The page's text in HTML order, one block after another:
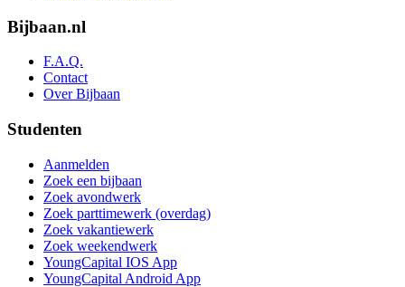
Bijbaan.nl
F.A.Q.
Contact
Over Bijbaan
Studenten
Aanmelden
Zoek een bijbaan
Zoek avondwerk
Zoek parttimewerk (overdag)
Zoek vakantiewerk
Zoek weekendwerk
YoungCapital IOS App
YoungCapital Android App